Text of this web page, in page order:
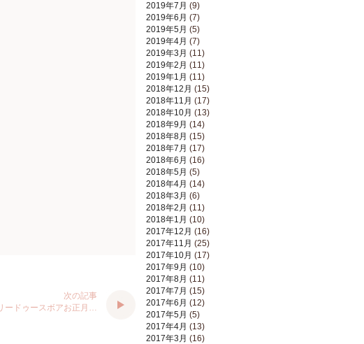
2019年7月 (9)
2019年6月 (7)
2019年5月 (5)
2019年4月 (7)
2019年3月 (11)
2019年2月 (11)
2019年1月 (11)
2018年12月 (15)
2018年11月 (17)
2018年10月 (13)
2018年9月 (14)
2018年8月 (15)
2018年7月 (17)
2018年6月 (16)
2018年5月 (5)
2018年4月 (14)
2018年3月 (6)
2018年2月 (11)
2018年1月 (10)
2017年12月 (16)
2017年11月 (25)
2017年10月 (17)
2017年9月 (10)
2017年8月 (11)
2017年7月 (15)
2017年6月 (12)
2017年5月 (5)
2017年4月 (13)
2017年3月 (16)
次の記事
ードゥースボアお正月…